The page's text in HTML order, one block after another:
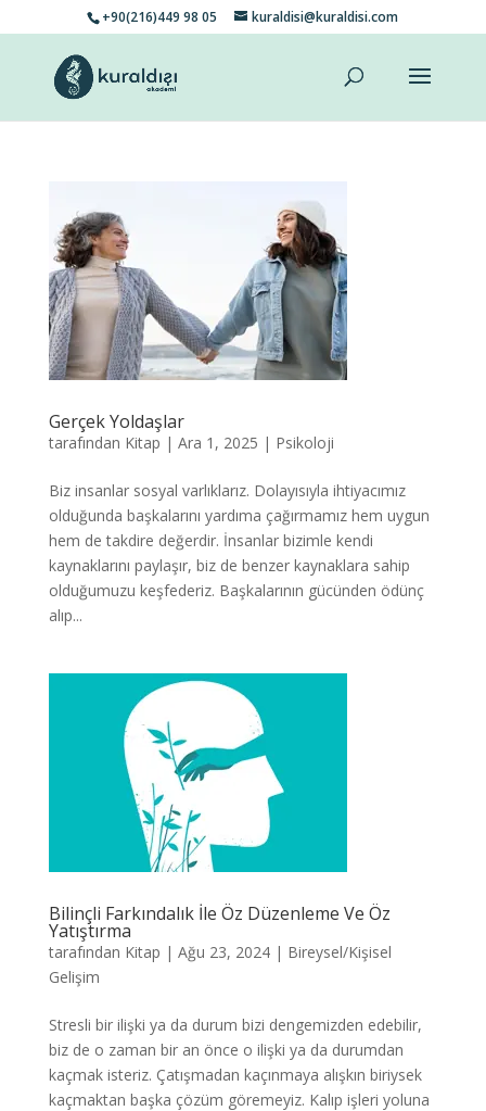
+90(216)449 98 05 kuraldisi@kuraldisi.com
Gerçek Yoldaşlar
tarafından Kitap | Ara 1, 2025 | Psikoloji
Biz insanlar sosyal varlıklarız. Dolayısıyla ihtiyacımız
olduğunda başkalarını yardıma çağırmamız hem uygun
hem de takdire değerdir. İnsanlar bizimle kendi
kaynaklarını paylaşır, biz de benzer kaynaklara sahip
olduğumuzu keşfederiz. Başkalarının gücünden ödünç
alıp...
Bilinçli Farkındalık İle Öz Düzenleme Ve Öz
Yatıştırma
tarafından Kitap | Ağu 23, 2024| Bireysel/Kişisel
Gelişim
Stresli bir ilişki ya da durum bizi dengemizden edebilir,
biz de o zaman bir an önce o ilişki ya da durumdan
kaçmak isteriz. Çatışmadan kaçınmaya alışkın biriysek
kaçmaktan başka çözüm göremeyiz. Kalıp işleri yoluna